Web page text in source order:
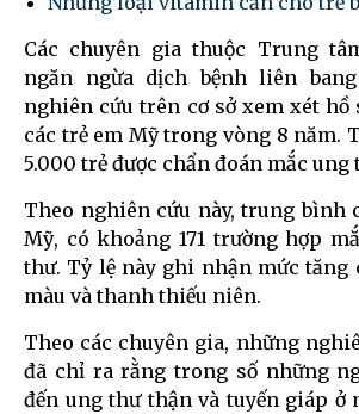
Các chuyên gia thuộc Trung
ngăn ngừa dịch bệnh liên
nghiên cứu trên cơ sở xem xét hồ
các trẻ em Mỹ trong vòng 8 năm.
5.000 trẻ được chẩn đoán mắc ung
Theo nghiên cứu này, trung bình
Mỹ, có khoảng 171 trường hợp
thư. Tỷ lệ này ghi nhận mức tăng
màu và thanh thiếu niên.
Theo các chuyên gia, những
đã chỉ ra rằng trong số những
đến ung thư thận và tuyến giáp ở